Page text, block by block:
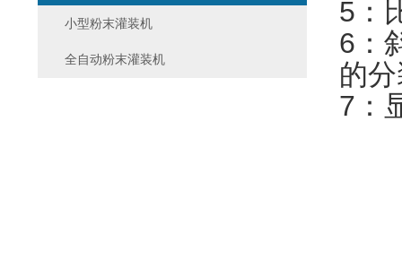
5：
6：
的
7：
小型粉末灌装机
全自动粉末灌装机